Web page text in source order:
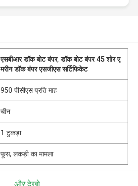
एसबीआर डॉक बोट बंपर,डॉक बोट बंपर 45 शोर ए,
मरीन डॉक बंपर एसजीएस सर्टिफिकेट
950 पीसीएस प्रति माह
चीन
1 टुकड़ा
फूस, लकड़ी का मामला
और देखो